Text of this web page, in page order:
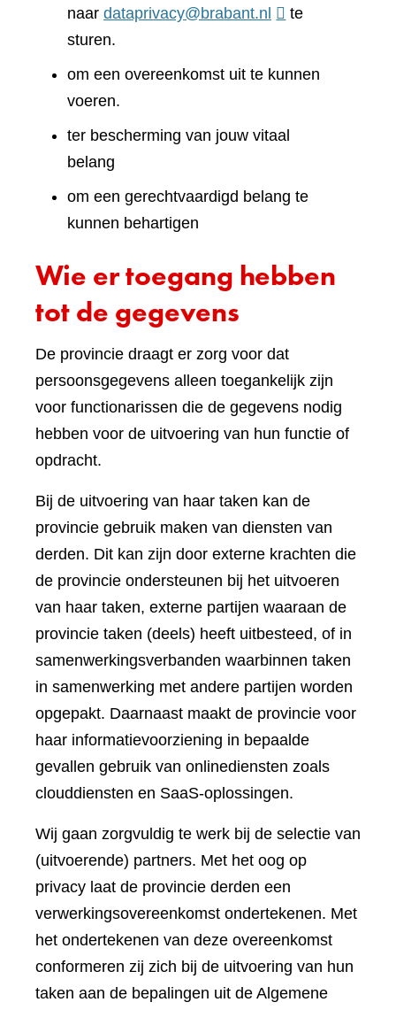
naar dataprivacy@brabant.nl
te
sturen.
om een overeenkomst uit te kunnen
voeren.
ter bescherming van jouw vitaal
belang
om een gerechtvaardigd belang te
kunnen behartigen
Wie er toegang hebben
tot de gegevens
De provincie draagt er zorg voor dat
persoonsgegevens alleen toegankelijk zijn
voor functionarissen die de gegevens nodig
hebben voor de uitvoering van hun functie of
opdracht.
Bij de uitvoering van haar taken kan de
provincie gebruik maken van diensten van
derden. Dit kan zijn door externe krachten die
de provincie ondersteunen bij het uitvoeren
van haar taken, externe partijen waaraan de
provincie taken (deels) heeft uitbesteed, of in
samenwerkingsverbanden waarbinnen taken
in samenwerking met andere partijen worden
opgepakt. Daarnaast maakt de provincie voor
haar informatievoorziening in bepaalde
gevallen gebruik van onlinediensten zoals
clouddiensten en SaaS-oplossingen.
Wij gaan zorgvuldig te werk bij de selectie van
(uitvoerende) partners. Met het oog op
privacy laat de provincie derden een
verwerkingsovereenkomst ondertekenen. Met
het ondertekenen van deze overeenkomst
conformeren zij zich bij de uitvoering van hun
taken aan de bepalingen uit de Algemene